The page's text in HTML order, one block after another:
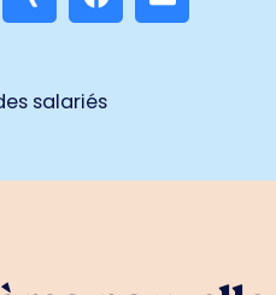
salariés